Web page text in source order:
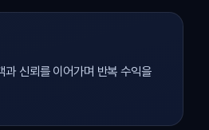
과 신뢰를 이어가며 반복 수익을